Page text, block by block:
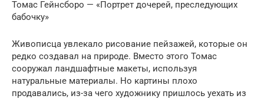
Томас Гейнсборо — «Портрет дочерей, преследующих
бабочку»
Живописца увлекало рисование пейзажей, которые он
редко создавал на природе. Вместо этого Томас
сооружал ландшафтные макеты, используя
натуральные материалы. Но картины плохо
продавались, из-за чего художнику пришлось уехать из